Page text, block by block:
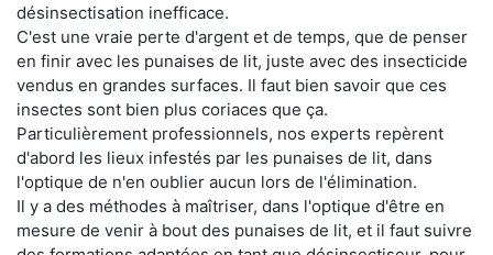
désinsectisation inefficace.
C'est une vraie perte d'argent et de temps, que de penser
en finir avec les punaises de lit, juste avec des insecticide
vendus en grandes surfaces. Il faut bien savoir que ces
insectes sont bien plus coriaces que ça.
Particulièrement professionnels, nos experts repèrent
d'abord les lieux infestés par les punaises de lit, dans
l'optique de n'en oublier aucun lors de l'élimination.
Il y a des méthodes à maîtriser, dans l'optique d'être en
mesure de venir à bout des punaises de lit, et il faut suivre